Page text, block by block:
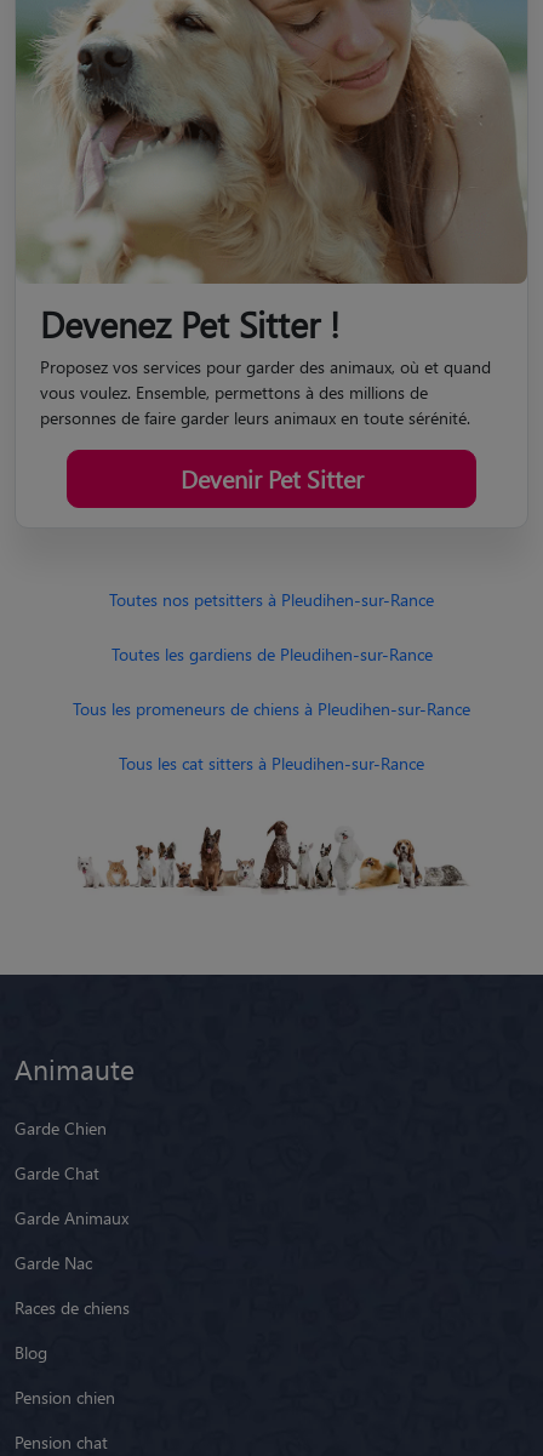
Devenez Pet Sitter !
Proposez vos services pour garder des animaux, où et quand
vous voulez. Ensemble, permettons à des millions de
personnes de faire garder leurs animaux en toute sérénité.
Devenir Pet Sitter
Toutes nos petsitters à Pleudihen-sur-Rance
Toutes les gardiens de Pleudihen-sur-Rance
Tous les promeneurs de chiens à Pleudihen-sur-Rance
Tous les cat sitters à Pleudihen-sur-Rance
Animaute
Garde Chien
Garde Chat
Garde Animaux
Garde Nac
Races de chiens
Blog
Pension chien
Pension chat